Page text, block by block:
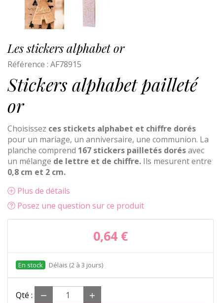
Les stickers alphabet or
Référence : AF78915
Stickers alphabet pailleté
or
Choisissez ces stickets alphabet et chiffre dorés
pour un mariage, un anniversaire, une communion. La
planche comprend 167 stickers pailletés dorésavec
un mélange de lettre et de chiffre. Ils mesurent entre
0,8 cm et 2 cm.
Plus de détails
Posez une question sur ce produit
0,64 €
Délais (2 à 3 jours)
Qté :